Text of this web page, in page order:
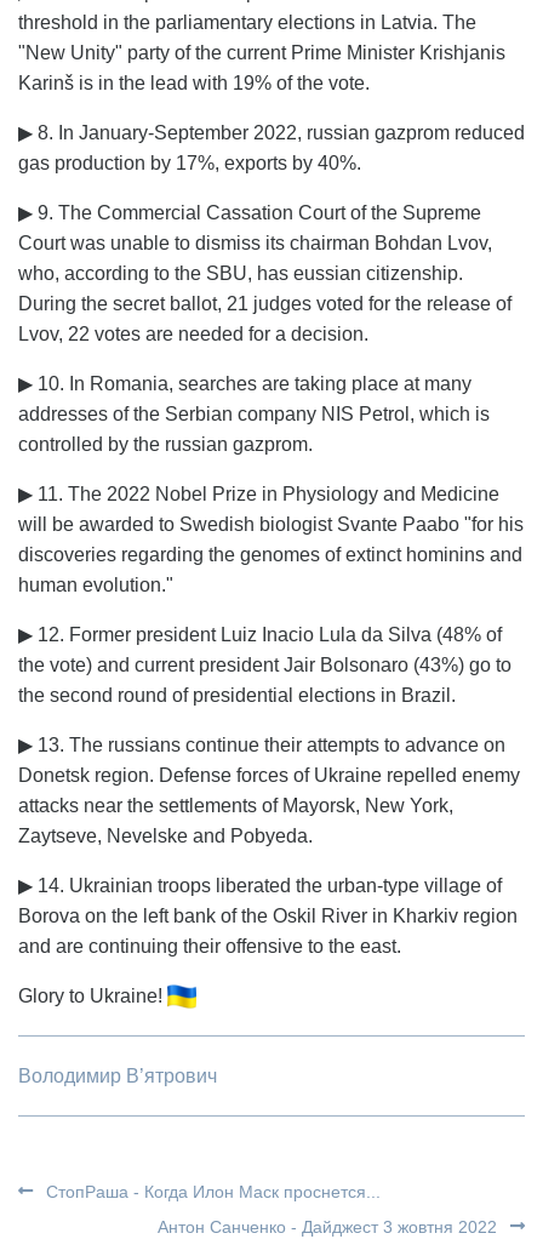
threshold in the parliamentary elections in Latvia. The
"New Unity" party of the current Prime Minister Krishjanis
Karinš is in the lead with 19% of the vote.
▶ 8. In January-September 2022, russian gazprom reduced
gas production by 17%, exports by 40%.
▶ 9. The Commercial Cassation Court of the Supreme
Court was unable to dismiss its chairman Bohdan Lvov,
who, according to the SBU, has eussian citizenship.
During the secret ballot, 21 judges voted for the release of
Lvov, 22 votes are needed for a decision.
▶ 10. In Romania, searches are taking place at many
addresses of the Serbian company NIS Petrol, which is
controlled by the russian gazprom.
▶ 11. The 2022 Nobel Prize in Physiology and Medicine
will be awarded to Swedish biologist Svante Paabo "for his
discoveries regarding the genomes of extinct hominins and
human evolution."
▶ 12. Former president Luiz Inacio Lula da Silva (48% of
the vote) and current president Jair Bolsonaro (43%) go to
the second round of presidential elections in Brazil.
▶ 13. The russians continue their attempts to advance on
Donetsk region. Defense forces of Ukraine repelled enemy
attacks near the settlements of Mayorsk, New York,
Zaytseve, Nevelske and Pobyeda.
▶ 14. Ukrainian troops liberated the urban-type village of
Borova on the left bank of the Oskil River in Kharkiv region
and are continuing their offensive to the east.
Glory to Ukraine!
Володимир В’ятрович
СтопРаша - Когда Илон Маск проснется...
Антон Санченко - Дайджест 3 жовтня 2022